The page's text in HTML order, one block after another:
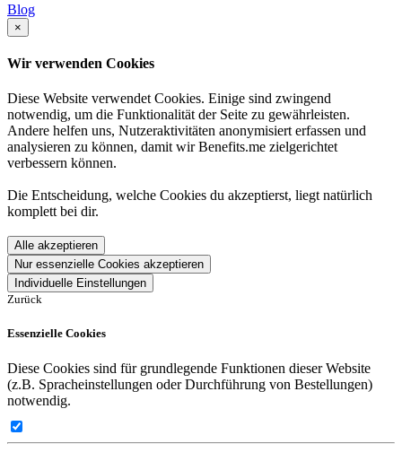
Blog
×
Wir verwenden Cookies
Diese Website verwendet Cookies. Einige sind zwingend
notwendig, um die Funktionalität der Seite zu gewährleisten.
Andere helfen uns, Nutzeraktivitäten anonymisiert erfassen und
analysieren zu können, damit wir Benefits.me zielgerichtet
verbessern können.
Die Entscheidung, welche Cookies du akzeptierst, liegt natürlich
komplett bei dir.
Alle akzeptieren
Nur essenzielle Cookies akzeptieren
Individuelle Einstellungen
Zurück
Essenzielle Cookies
Diese Cookies sind für grundlegende Funktionen dieser Website
(z.B. Spracheinstellungen oder Durchführung von Bestellungen)
notwendig.